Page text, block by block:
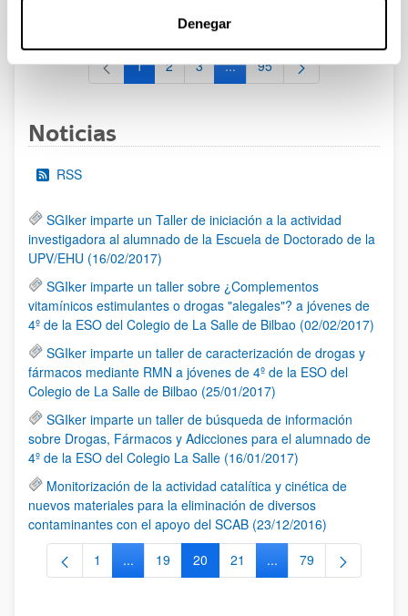
Denegar
Página
1 Página
2 Página
3 ...Páginas intermedias Use TAB
Página
95
Noticias
RSS
SGIker imparte un Taller de iniciación a la actividad
investigadora al alumnado de la Escuela de Doctorado de la
UPV/EHU (16/02/2017)
SGIker imparte un taller sobre ¿Complementos
vitamínicos estimulantes o drogas "alegales"? a jóvenes de
4º de la ESO del Colegio de La Salle de Bilbao (02/02/2017)
SGIker imparte un taller de caracterización de drogas y
fármacos mediante RMN a jóvenes de 4º de la ESO del
Colegio de La Salle de Bilbao (25/01/2017)
SGIker imparte un taller de búsqueda de información
sobre Drogas, Fármacos y Adicciones para el alumnado de
4º de la ESO del Colegio La Salle (16/01/2017)
Monitorización de la actividad catalítica y cinética de
nuevos materiales para la eliminación de diversos
contaminantes con el apoyo del SCAB (23/12/2016)
Página
1 ...Páginas intermedias Use TAB para desplazarse.
Página
19 Página
20 Página
21 ...Páginas intermedias
Página
79